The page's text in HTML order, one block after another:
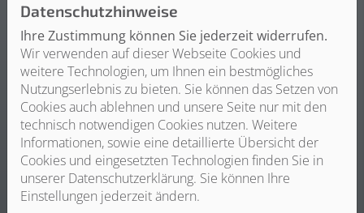
Wasser / Trinkwasser
Sie wollen sicher sein, dass Ihr
Trinkwasser immer sauber ist oder
möchten Ihren Wasserverbrauch
optimieren? Dann sprechen Sie
mit Michele Manieri .
Weiterlesen
Datenschutzhinweise
Ihre Zustimmung können Sie jederzeit widerrufen.
Wir verwenden auf dieser Webseite Cookies und
weitere Technologien, um Ihnen ein bestmögliches
Nutzungserlebnis zu bieten. Sie können das Setzen von
Cookies auch ablehnen und unsere Seite nur mit den
technisch notwendigen Cookies nutzen. Weitere
Informationen, sowie eine detaillierte Übersicht der
Cookies und eingesetzten Technologien finden Sie in
unserer Datenschutzerklärung. Sie können Ihre
Einstellungen jederzeit ändern.